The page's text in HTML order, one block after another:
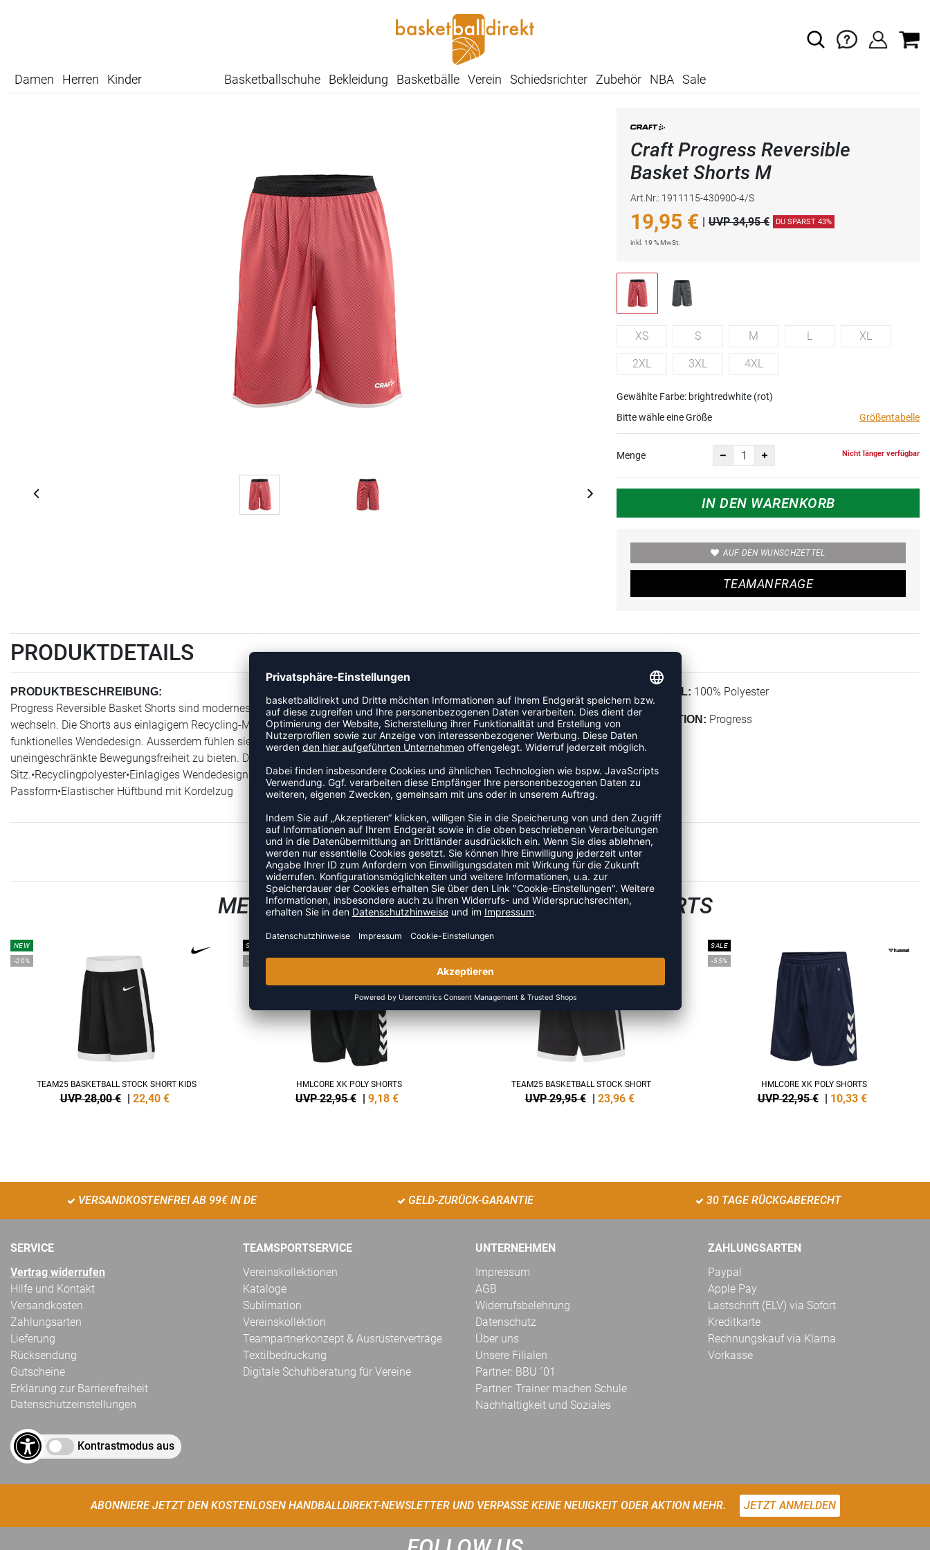
Damen Herren Kinder Basketballschuhe Bekleidung Basketbälle Verein Schiedsrichter Zubehör NBA Sale
Craft Progress Reversible
Basket Shorts M
Art.Nr.: 1911115-430900-4/S
19,95 € | UVP 34,95 € DU SPARST 43%
inkl. 19 % MwSt.
XS S M L XL
2XL 3XL 4XL
Gewählte Farbe: brightredwhite (rot)
Bitte wähle eine Größe
Größentabelle
Menge Nicht länger verfügbar
IN DEN WARENKORB
AUF DEN WUNSCHZETTEL
TEAMANFRAGE
PRODUKTDETAILS
PRODUKTBESCHREIBUNG:
Progress Reversible Basket Shorts sind modernes Basketballshorts, die beidseitig getragen werden können, um die Farbe zu
wechseln. Die Shorts aus einlagigem Recycling-Material mit zwei Tragseiten bieten ein feines, leichtes und sehr
funktionelles Wendedesign. Ausserdem fühlen sie sich weich an und haben eine weite Passform, um hohen Komfort und
uneingeschränkte Bewegungsfreiheit zu bieten. Der elastische Hüftbund mit Kordelzug sorgt für einen perfekten
Sitz.•Recyclingpolyester•Einlagiges Wendedesign•Weiches, elastisches Material für erhöhte Atmungsaktivität•Weite
Passform•Elastischer Hüftbund mit Kordelzug
MATERIAL: 100% Polyester
KOLLEKTION: Progress
ZULETZT ANGESEHEN
MEHR AUS DER KATEGORIE BASKETBALLSHORTS
NEW
-20%
TEAM25 BASKETBALL STOCK SHORT KIDS
UVP 28,00 € | 22,40 €
SALE
-60%
HMLCORE XK POLY SHORTS
UVP 22,95 € | 9,18 €
TEAM25 BASKETBALL STOCK SHORT
UVP 29,95 € | 23,96 €
SALE
-55%
HMLCORE XK POLY SHORTS
UVP 22,95 € | 10,33 €
VERSANDKOSTENFREI AB 99€ IN DE GELD-ZURÜCK-GARANTIE 30 TAGE RÜCKGABERECHT
SERVICE
Vertrag widerrufen
Hilfe und Kontakt
Versandkosten
Zahlungsarten
Lieferung
Rücksendung
Gutscheine
Erklärung zur Barrierefreiheit
Datenschutzeinstellungen
Kontrastmodus aus
TEAMSPORTSERVICE
Vereinskollektionen
Kataloge
Sublimation
Vereinskollektion
Teampartnerkonzept & Ausrüsterverträge
Textilbedruckung
Digitale Schuhberatung für Vereine
UNTERNEHMEN
Impressum
AGB
Widerrufsbelehrung
Datenschutz
Über uns
Unsere Filialen
Partner: BBU ´01
Partner: Trainer machen Schule
Nachhaltigkeit und Soziales
ZAHLUNGSARTEN
Paypal
Apple Pay
Lastschrift (ELV) via Sofort
Kreditkarte
Rechnungskauf via Klarna
Vorkasse
ABONNIERE JETZT DEN KOSTENLOSEN HANDBALLDIREKT-NEWSLETTER UND VERPASSE KEINE NEUIGKEIT ODER AKTION MEHR. JETZT ANMELDEN